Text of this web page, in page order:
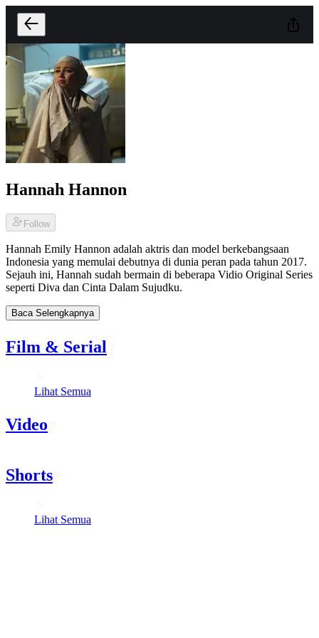
Hannah Hannon
Follow
Hannah Emily Hannon adalah aktris dan model berkebangsaan
Indonesia yang memulai debutnya di dunia peran pada tahun 2017.
Sejauh ini, Hannah sudah bermain di beberapa Vidio Original Series
seperti Diva dan Cinta Dalam Sujudku.
Baca Selengkapnya
Film & Serial
Lihat Semua
Video
Shorts
Lihat Semua